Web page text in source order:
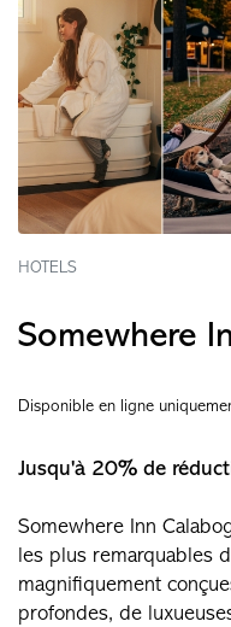
HOTELS
Somewhere
Disponible en ligne
Jusqu'à 20% de
Somewhere Inn
les plus remarquables
magnifiquement
profondes, de